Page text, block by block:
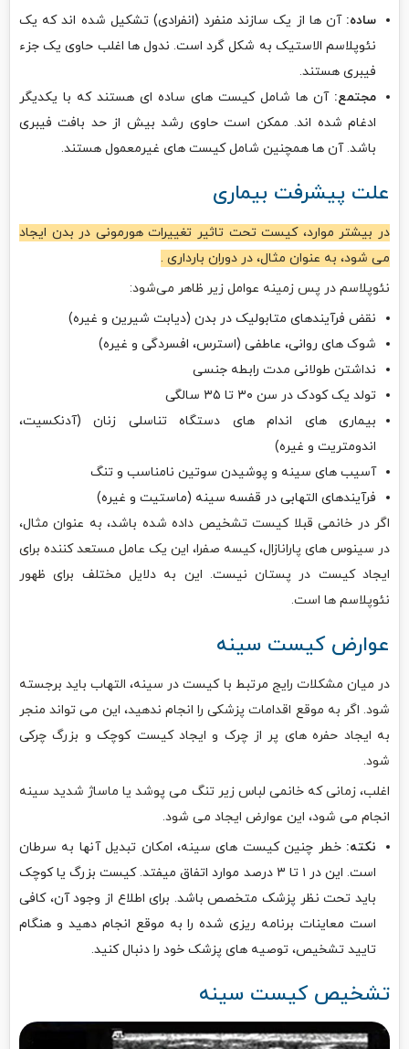
ساده: آن ها از یک سازند منفرد (انفرادی) تشکیل شده اند که یک
نئوپلاسم الاستیک به شکل گرد است. ندول ها اغلب حاوی یک جزء
فیبری هستند.
مجتمع: آن ها شامل کیست های ساده ای هستند که با یکدیگر
ادغام شده اند. ممکن است حاوی رشد بیش از حد بافت فیبری
باشد. آن ها همچنین شامل کیست های غیر‌معمول هستند.
علت پیشرفت بیماری
در بیشتر موارد، کیست تحت تاثیر تغییرات هورمونی در بدن ایجاد
می شود، به عنوان مثال، در دوران بارداری .
نئوپلاسم در پس زمینه عوامل زیر ظاهر می‌شود:
نقض فرآیندهای متابولیک در بدن (دیابت شیرین و غیره)
شوک های روانی، عاطفی (استرس، افسردگی و غیره)
نداشتن طولانی مدت رابطه جنسی
تولد یک کودک در سن ۳۰ تا ۳۵ سالگی
بیماری های اندام های دستگاه تناسلی زنان (آدنکسیت،
اندومتریت و غیره)
آسیب های سینه و پوشیدن سوتین نامناسب و تنگ
فرآیندهای التهابی در قفسه سینه (ماستیت و غیره)
اگر در خانمی قبلا کیست تشخیص داده شده باشد، به عنوان مثال،
در سینوس های پارانازال، کیسه صفرا، این یک عامل مستعد ‌کننده برای
ایجاد کیست در پستان نیست. این به دلایل مختلف برای ظهور
نئوپلاسم ها است.
عوارض کیست سینه
در میان مشکلات رایج مرتبط با کیست در سینه، التهاب باید برجسته
شود. اگر به موقع اقدامات پزشکی را انجام ندهید، این می تواند منجر
به ایجاد حفره های پر از چرک و ایجاد کیست کوچک و بزرگ چرکی
شود.
اغلب، زمانی که خانمی لباس زیر تنگ می پوشد یا ماساژ شدید سینه
انجام می شود، این عوارض ایجاد می شود.
نکته: خطر چنین کیست های سینه، امکان تبدیل آنها به سرطان
است. این در ۱ تا ۳ درصد موارد اتفاق میفتد. کیست بزرگ یا کوچک
باید تحت نظر پزشک متخصص باشد. برای اطلاع از وجود آن، کافی
است معاینات برنامه ریزی شده را به موقع انجام دهید و هنگام
تایید تشخیص، توصیه های پزشک خود را دنبال کنید.
تشخیص کیست سینه